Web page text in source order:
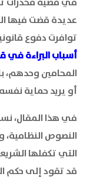
عديدة قضت فيها
توافرت دفوع
أسباب البراءة في
المحامين وحدهم،
أو يريد حماية
في هذا المقال،
النصوص النظامية،
التي تكفلها
قد تقود إلى حكم